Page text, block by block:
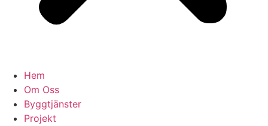
Hem
Om Oss
Byggtjänster
Projekt